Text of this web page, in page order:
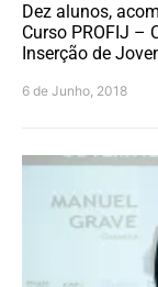
Dez alunos,
Curso PROFIJ –
Inserção de
6 de Junho, 2018